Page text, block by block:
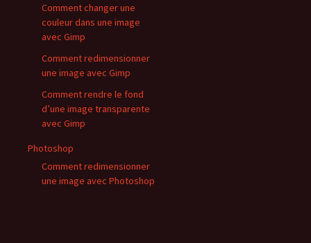
Comment changer une
couleur dans une image
avec Gimp
Comment redimensionner
une image avec Gimp
Comment rendre le fond
d’une image transparente
avec Gimp
Photoshop
Comment redimensionner
une image avec Photoshop